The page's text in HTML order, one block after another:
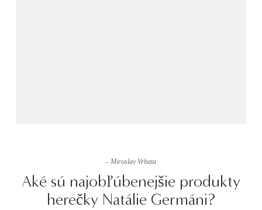
– Miroslav Vrbata
Aké sú najobľúbenejšie produkty
herečky Natálie Germáni?